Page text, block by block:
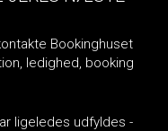
Bookinghuset
ledighed, booking
ligeledes udfyldes -